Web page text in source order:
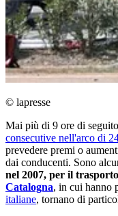
© lapresse
Mai più di 9 ore di
consecutive nell'arco di
prevedere premi o
dai conducenti. Sono
nel 2007, per il
Catalogna, in cui hanno
italiane, tornano di